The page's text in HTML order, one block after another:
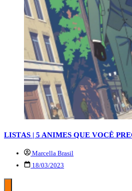
LISTAS | 5 ANIMES QUE VOCÊ
Marcella Brasil
18/03/2023